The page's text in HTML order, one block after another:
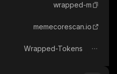
wrapped-m
memecorescan.io
Wrapped-Tokens